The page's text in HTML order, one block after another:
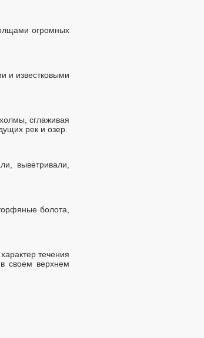
огромных
и известковыми
сглаживая
рек и озер.
выветривали,
болота,
течения
своем верхнем